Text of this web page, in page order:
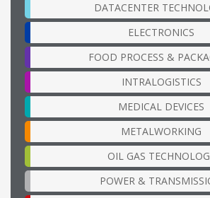
DATACENTER
ELECTRONICS
FOOD PROCESS &
INTRALOGISTICS
MEDICAL DEVICES
METALWORKING
OIL GAS
POWER &